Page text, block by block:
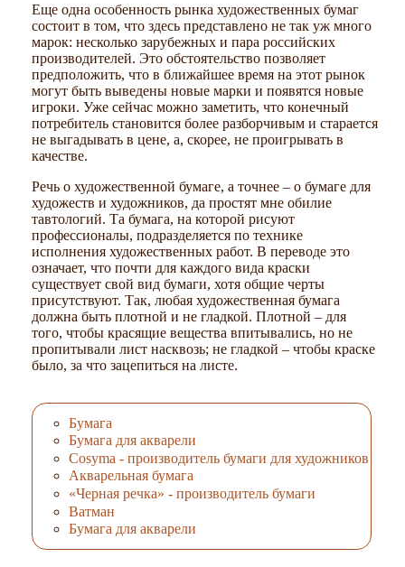
Еще одна особенность рынка художественных бумаг
состоит в том, что здесь представлено не так уж много
марок: несколько зарубежных и пара российских
производителей. Это обстоятельство позволяет
предположить, что в ближайшее время на этот рынок
могут быть выведены новые марки и появятся новые
игроки. Уже сейчас можно заметить, что конечный
потребитель становится более разборчивым и старается
не выгадывать в цене, а, скорее, не проигрывать в
качестве.
Речь о художественной бумаге, а точнее – о бумаге для
художеств и художников, да простят мне обилие
тавтологий. Та бумага, на которой рисуют
профессионалы, подразделяется по технике
исполнения художественных работ. В переводе это
означает, что почти для каждого вида краски
существует свой вид бумаги, хотя общие черты
присутствуют. Так, любая художественная бумага
должна быть плотной и не гладкой. Плотной – для
того, чтобы красящие вещества впитывались, но не
пропитывали лист насквозь; не гладкой – чтобы краске
было, за что зацепиться на листе.
Бумага
Бумага для акварели
Cosyma - производитель бумаги для художников
Акварельная бумага
«Черная речка» - производитель бумаги
Ватман
Бумага для акварели